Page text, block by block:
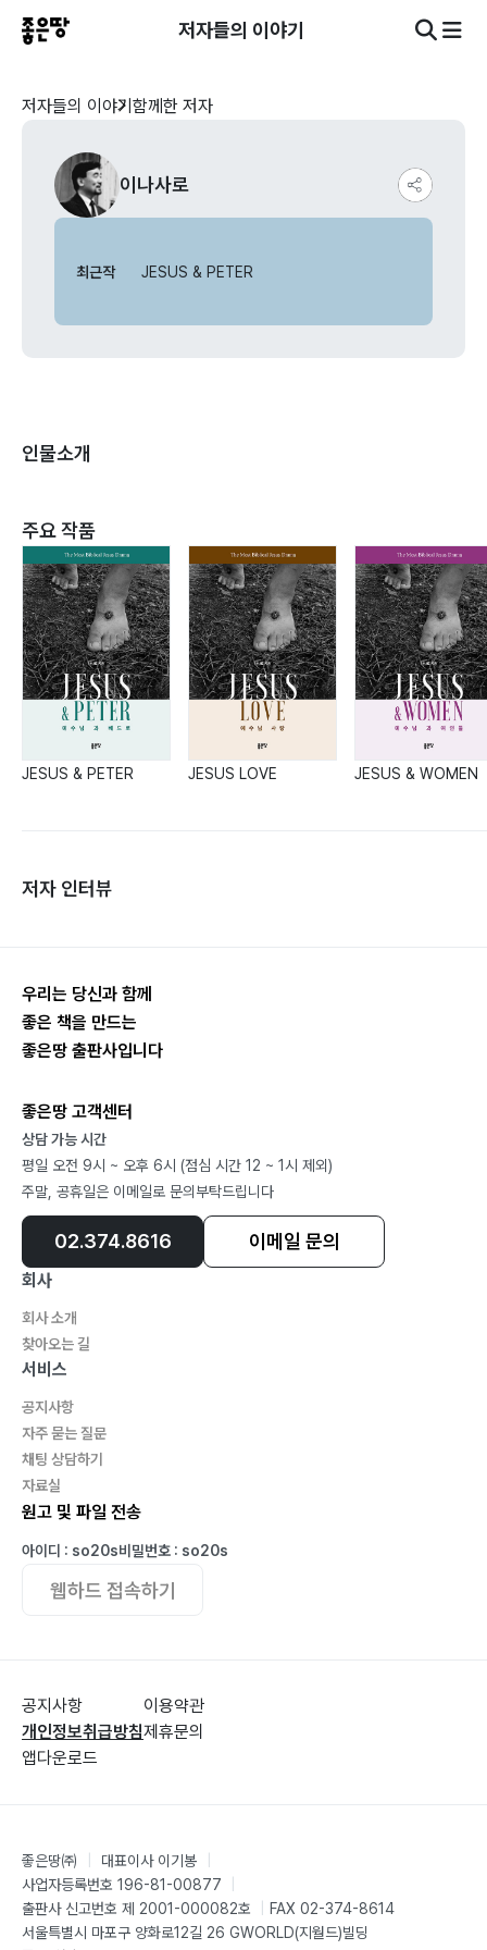
저자들의 이야기
저자들의 이야기 함께한 저자
이나사로
최근작 JESUS & PETER
인물소개
주요 작품
JESUS & PETER JESUS LOVE JESUS & WOMEN
저자 인터뷰
우리는 당신과 함께
좋은 책을 만드는
좋은땅 출판사입니다
좋은땅 고객센터
상담 가능 시간
평일 오전 9시 ~ 오후 6시 (점심 시간 12 ~ 1시 제외)
주말, 공휴일은 이메일로 문의부탁드립니다
02.374.8616 이메일 문의
회사
회사 소개
찾아오는 길
서비스
공지사항
자주 묻는 질문
채팅 상담하기
자료실
원고 및 파일 전송
아이디 : so20s비밀번호 : so20s
웹하드 접속하기
공지사항
개인정보취급방침
앱다운로드
이용약관
제휴문의
좋은땅㈜ 대표이사 이기봉
사업자등록번호 196-81-00877
출판사 신고번호 제 2001-000082호
FAX 02-374-8614
서울특별시 마포구 양화로12길 26 GWORLD(지월드)빌딩